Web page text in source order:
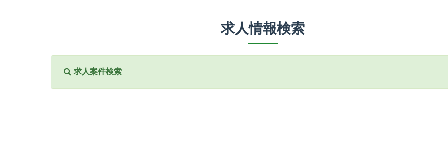
求人情報検索
求人案件検索